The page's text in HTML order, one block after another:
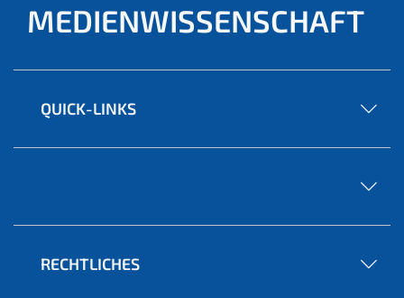
MEDIENWISSENSCHAFT
QUICK-LINKS
RECHTLICHES